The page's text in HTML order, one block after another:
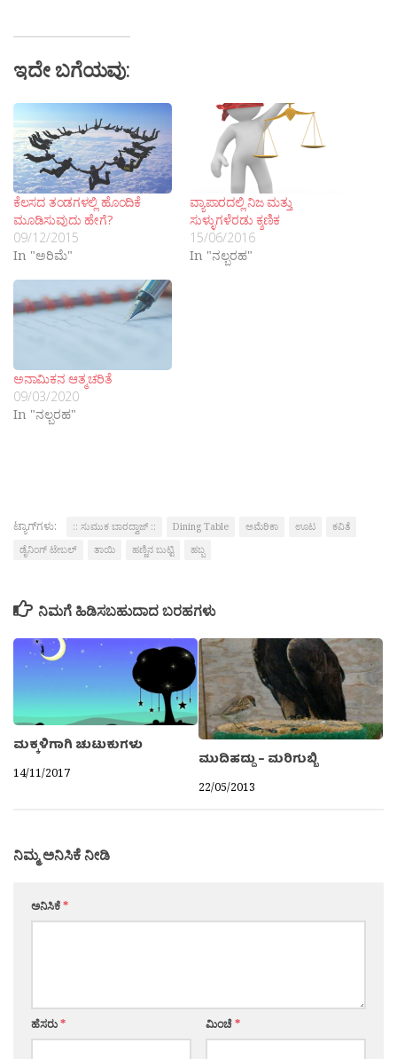
ಇದೇ ಬಗೆಯವು:
ಕೆಲಸದ ತಂಡಗಳಲ್ಲಿ ಹೊಂದಿಕೆ
ಮೂಡಿಸುವುದು ಹೇಗೆ?
09/12/2015
In "ಅರಿಮೆ"
ವ್ಯಾಪಾರದಲ್ಲಿ ನಿಜ ಮತ್ತು
ಸುಳ್ಳುಗಳೆರಡು ಕ್ಶಣಿಕ
15/06/2016
In "ನಲ್ಬರಹ"
ಅನಾಮಿಕನ ಆತ್ಮಚರಿತೆ
09/03/2020
In "ನಲ್ಬರಹ"
ಟ್ಯಾಗ್‌ಗಳು: :: ಸುಮುಕ ಬಾರದ್ವಾಜ್ :: Dining Table ಅಮೆರಿಕಾ ಊಟ
ಕವಿತೆ
ಡೈನಿಂಗ್ ಟೇಬಲ್
ತಾಯಿ ಹಣ್ಣಿನ ಬುಟ್ಟಿ ಹಬ್ಬ
ನಿಮಗೆ ಹಿಡಿಸಬಹುದಾದ ಬರಹಗಳು
ಮಕ್ಕಳಿಗಾಗಿ ಚುಟುಕುಗಳು
14/11/2017
ಮುದಿಹದ್ದು – ಮರಿಗುಬ್ಬಿ
22/05/2013
ನಿಮ್ಮ ಅನಿಸಿಕೆ ನೀಡಿ
ಅನಿಸಿಕೆ*
ಹೆಸರು* ಮಿಂಚೆ*